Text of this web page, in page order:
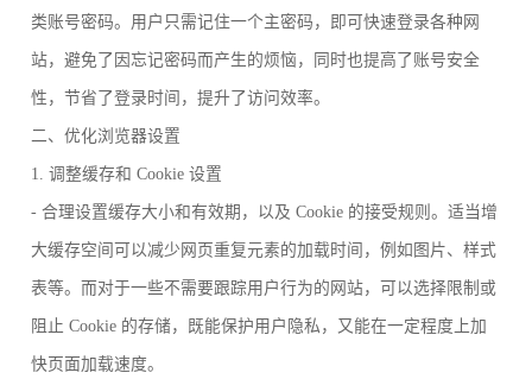
类账号密码。用户只需记住一个主密码，即可快速登录各种网
站，避免了因忘记密码而产生的烦恼，同时也提高了账号安全
性，节省了登录时间，提升了访问效率。
二、优化浏览器设置
1. 调整缓存和 Cookie 设置
- 合理设置缓存大小和有效期，以及 Cookie 的接受规则。适当增
大缓存空间可以减少网页重复元素的加载时间，例如图片、样式
表等。而对于一些不需要跟踪用户行为的网站，可以选择限制或
阻止 Cookie 的存储，既能保护用户隐私，又能在一定程度上加
快页面加载速度。